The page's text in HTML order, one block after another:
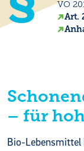
VO
Art.
– für
Bio-Lebensmittel